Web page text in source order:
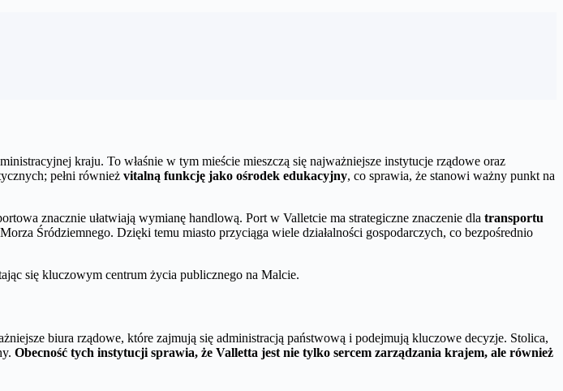
kraju. To właśnie w tym mieście mieszczą się najważniejsze instytucje rządowe oraz
pełni również vitalną funkcję jako ośrodek edukacyjny, co sprawia, że stanowi ważny punkt na
znacznie ułatwiają wymianę handlową. Port w Valletcie ma strategiczne znaczenie dla transportu
Śródziemnego. Dzięki temu miasto przyciąga wiele działalności gospodarczych, co bezpośrednio
się kluczowym centrum życia publicznego na Malcie.
biura rządowe, które zajmują się administracją państwową i podejmują kluczowe decyzje. Stolica,
Obecność tych instytucji sprawia, że Valletta jest nie tylko sercem zarządzania krajem, ale również